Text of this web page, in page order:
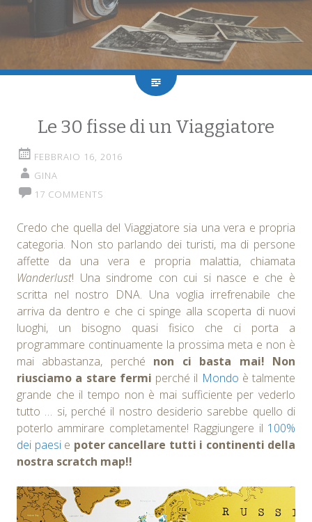
Le 30 fisse di un Viaggiatore
FEBBRAIO 16, 2016
GINA
17 COMMENTS
Credo che quella del Viaggiatore sia una vera e propria
categoria. Non sto parlando dei turisti, ma di persone
affette da una vera e propria malattia, chiamata
Wanderlust! Una sindrome con cui si nasce e che è
scritta nel nostro DNA. Una voglia irrefrenabile che
arriva da dentro e che ci spinge alla scoperta di nuovi
luoghi, un bisogno quasi fisico che ci porta a
programmare continuamente la prossima meta e non è
mai abbastanza, perché non ci basta mai! Non
riusciamo a stare fermi perché il Mondo è talmente
grande che il tempo non è mai sufficiente per vederlo
tutto … si, perché il nostro desiderio sarebbe quello di
poterlo ammirare completamente! Raggiungere il 100%
dei paesie poter cancellare tutti i continenti della
nostra scratch map!!